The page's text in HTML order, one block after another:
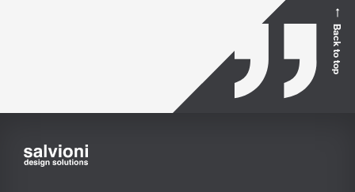
Back to top